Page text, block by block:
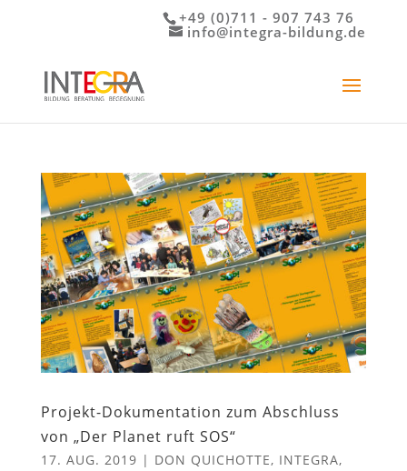
+49 (0)711 - 907 743 76
info@integra-bildung.de
Projekt-Dokumentation zum Abschluss
von „Der Planet ruft SOS“
17. AUG. 2019 | DON QUICHOTTE, INTEGRA,